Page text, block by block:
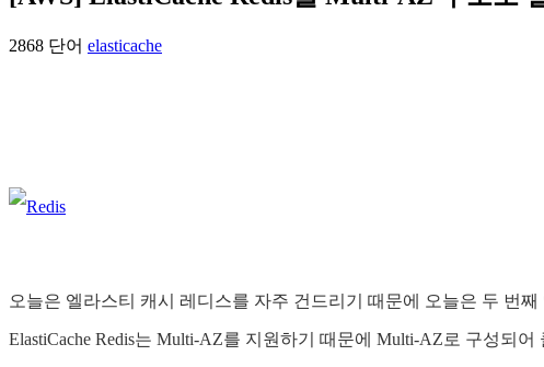
2868 단어 elasticache
오늘은 엘라스티 캐시 레디스를 자주 건드리기 때문에 오늘은 두 번
ElastiCache Redis는 Multi-AZ를 지원하기 때문에 Multi-AZ로 구성되